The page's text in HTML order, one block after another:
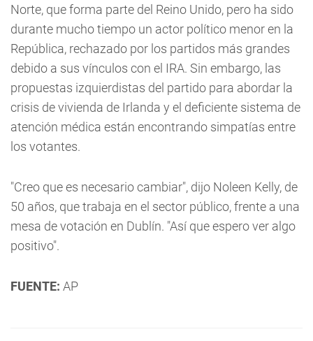
Norte, que forma parte del Reino Unido, pero ha sido
durante mucho tiempo un actor político menor en la
República, rechazado por los partidos más grandes
debido a sus vínculos con el IRA. Sin embargo, las
propuestas izquierdistas del partido para abordar la
crisis de vivienda de Irlanda y el deficiente sistema de
atención médica están encontrando simpatías entre
los votantes.
"Creo que es necesario cambiar", dijo Noleen Kelly, de
50 años, que trabaja en el sector público, frente a una
mesa de votación en Dublín. "Así que espero ver algo
positivo".
FUENTE: AP